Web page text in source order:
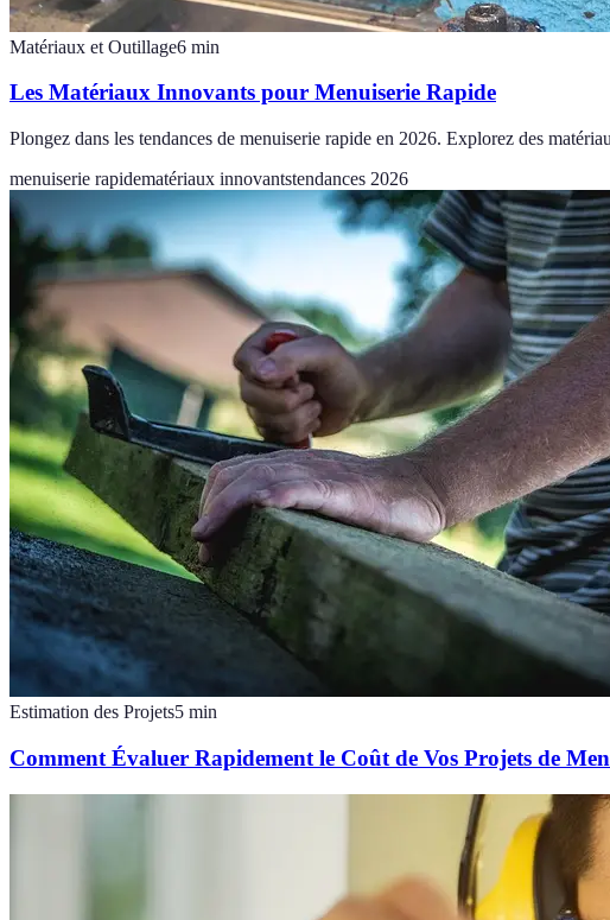
Matériaux et Outillage6 min
Les Matériaux Innovants pour Menuiserie Rapide
Plongez dans les tendances de menuiserie rapide en 2026. Explorez des
menuiserie rapidematériaux innovantstendances 2026
Estimation des Projets5 min
Comment Évaluer Rapidement le Coût de Vos Projets de